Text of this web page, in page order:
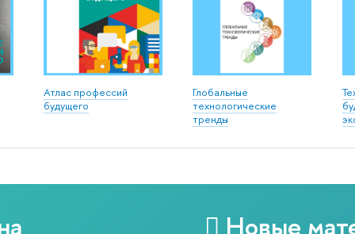
Атлас профессий
будущего
Глобальные
технологические
тренды
Новые